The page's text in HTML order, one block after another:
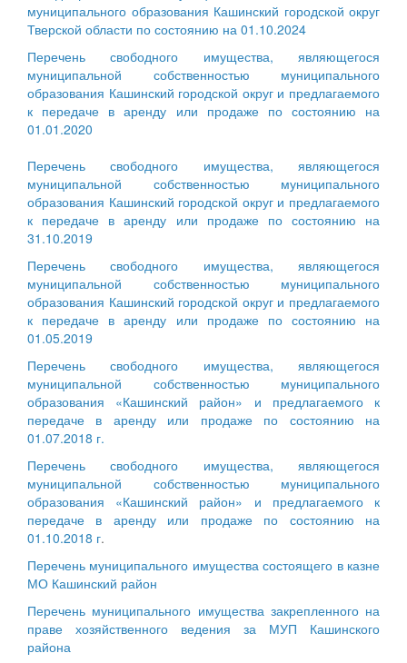
муниципального образования Кашинский городской округ
Тверской области по состоянию на 01.10.2024
Перечень свободного имущества, являющегося
муниципальной собственностью муниципального
образования Кашинский городской округ и предлагаемого
к передаче в аренду или продаже по состоянию на
01.01.2020
Перечень свободного имущества, являющегося
муниципальной собственностью муниципального
образования Кашинский городской округ и предлагаемого
к передаче в аренду или продаже по состоянию на
31.10.2019
Перечень свободного имущества, являющегося
муниципальной собственностью муниципального
образования Кашинский городской округ и предлагаемого
к передаче в аренду или продаже по состоянию на
01.05.2019
Перечень свободного имущества, являющегося
муниципальной собственностью муниципального
образования «Кашинский район» и предлагаемого к
передаче в аренду или продаже по состоянию на
01.07.2018 г.
Перечень свободного имущества, являющегося
муниципальной собственностью муниципального
образования «Кашинский район» и предлагаемого к
передаче в аренду или продаже по состоянию на
01.10.2018 г.
Перечень муниципального имущества состоящего в казне
МО Кашинский район
Перечень муниципального имущества закрепленного на
праве хозяйственного ведения за МУП Кашинского
района